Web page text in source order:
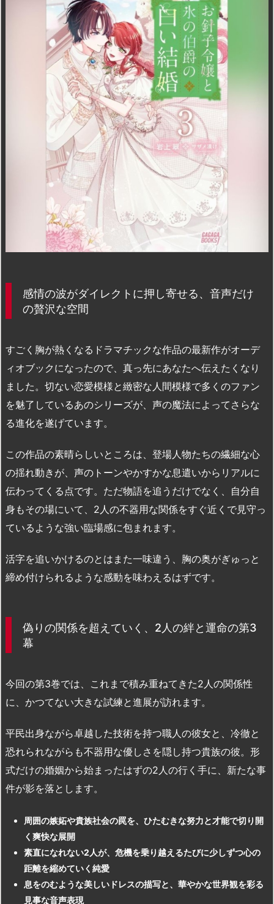
s
k
y
a
d
s
bl
r
o
ar
d
dr
o
p.
io
感情の波がダイレクトに押し寄せる、音声だけ
の贅沢な空間
すごく胸が熱くなるドラマチックな作品の最新作がオーデ
ィオブックになったので、真っ先にあなたへ伝えたくなり
ました。切ない恋愛模様と緻密な人間模様で多くのファン
を魅了しているあのシリーズが、声の魔法によってさらな
る進化を遂げています。
この作品の素晴らしいところは、登場人物たちの繊細な心
の揺れ動きが、声のトーンやかすかな息遣いからリアルに
伝わってくる点です。ただ物語を追うだけでなく、自分自
身もその場にいて、2人の不器用な関係をすぐ近くで見守っ
ているような強い臨場感に包まれます。
活字を追いかけるのとはまた一味違う、胸の奥がぎゅっと
締め付けられるような感動を味わえるはずです。
偽りの関係を超えていく、2人の絆と運命の第3
幕
今回の第3巻では、これまで積み重ねてきた2人の関係性
に、かつてない大きな試練と進展が訪れます。
平民出身ながら卓越した技術を持つ職人の彼女と、冷徹と
恐れられながらも不器用な優しさを隠し持つ貴族の彼。形
式だけの婚姻から始まったはずの2人の行く手に、新たな事
件が影を落とします。
周囲の嫉妬や貴族社会の罠を、ひたむきな努力と才能で切り開
く爽快な展開
素直になれない2人が、危機を乗り越えるたびに少しずつ心の
距離を縮めていく純愛
息をのむような美しいドレスの描写と、華やかな世界観を彩る
見事な音声表現